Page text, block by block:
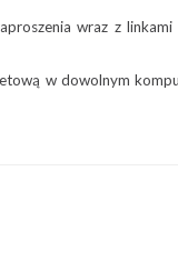
wraz z
w dowolnym